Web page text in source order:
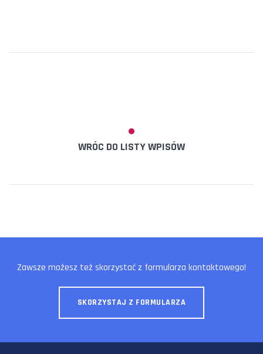
WRÓC DO LISTY WPISÓW
Zawsze możesz też skorzystać z formularza kontaktowego!
SKORZYSTAJ Z FORMULARZA